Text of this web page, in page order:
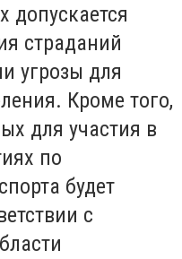
страданий
угрозы для
Кроме того,
для участия в
по
будет
с